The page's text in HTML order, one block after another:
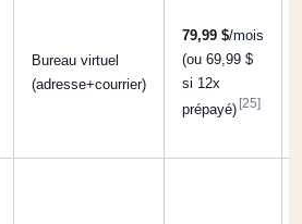
Bureau virtuel
(adresse+courrier)
79,99 $/mois
(ou 69,99 $
si 12x
prépayé)[25]